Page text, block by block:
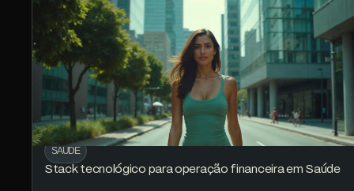
SAÚDE
Stack tecnológico para operação financeira em Saúde